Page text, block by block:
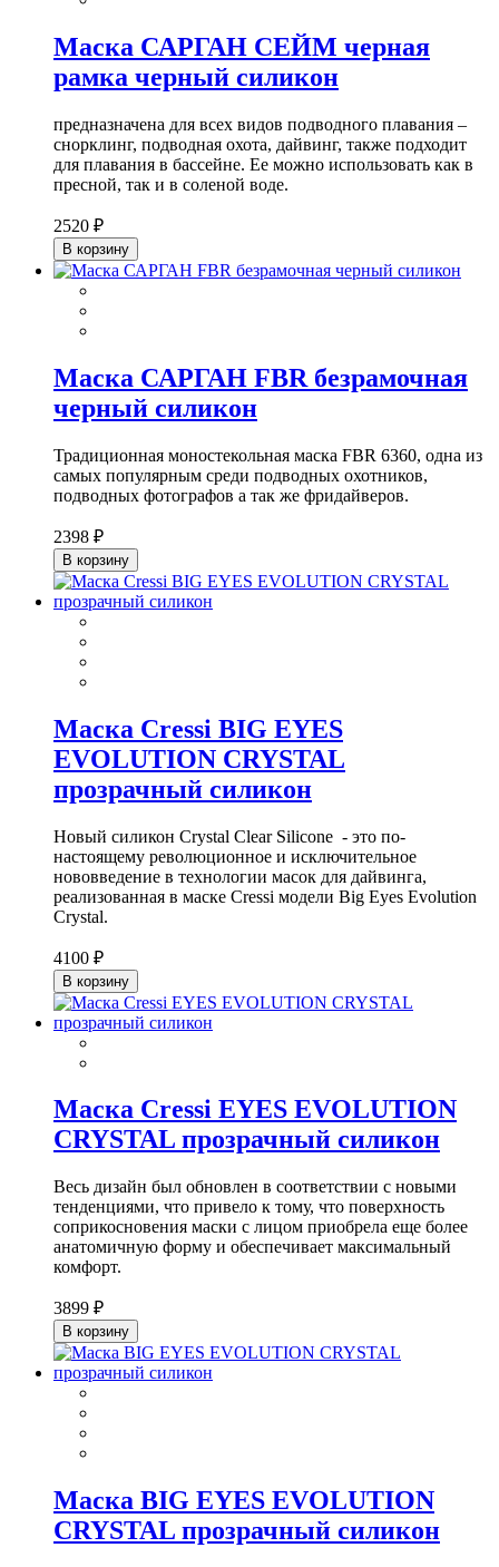
Маска САРГАН СЕЙМ черная
рамка черный силикон
предназначена для всех видов подводного плавания –
снорклинг, подводная охота, дайвинг, также подходит
для плавания в бассейне. Ее можно использовать как в
пресной, так и в соленой воде.
2520 ₽
В корзину
Маска САРГАН FBR безрамочная
черный силикон
Традиционная моностекольная маска FBR 6360, одна из
самых популярным среди подводных охотников,
подводных фотографов а так же фридайверов.
2398 ₽
В корзину
Маска Cressi BIG EYES
EVOLUTION CRYSTAL
прозрачный силикон
Новый силикон Crystal Clear Silicone - это по-
настоящему революционное и исключительное
нововведение в технологии масок для дайвинга,
реализованная в маске Cressi модели Big Eyes Evolution
Crystal.
4100 ₽
В корзину
Маска Cressi EYES EVOLUTION
CRYSTAL прозрачный силикон
Весь дизайн был обновлен в соответствии с новыми
тенденциями, что привело к тому, что поверхность
соприкосновения маски с лицом приобрела еще более
анатомичную форму и обеспечивает максимальный
комфорт.
3899 ₽
В корзину
Маска BIG EYES EVOLUTION
CRYSTAL прозрачный силикон